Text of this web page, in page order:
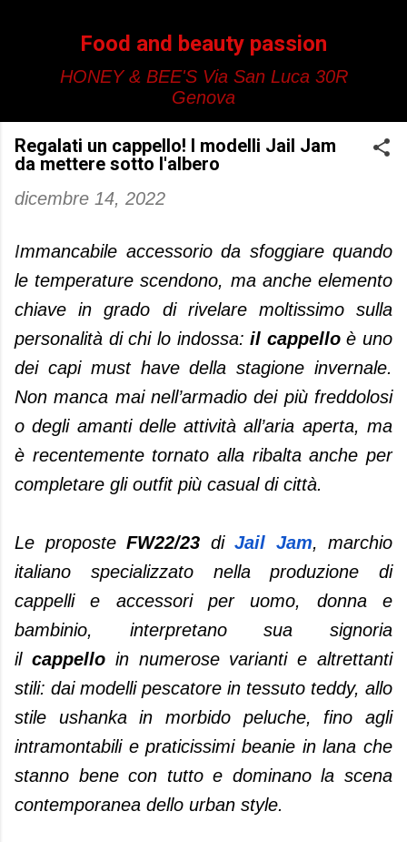
Food and beauty passion
HONEY & BEE'S Via San Luca 30R
Genova
Regalati un cappello! I modelli Jail Jam
da mettere sotto l'albero
dicembre 14, 2022
Immancabile accessorio da sfoggiare quando
le temperature scendono, ma anche elemento
chiave in grado di rivelare moltissimo sulla
personalità di chi lo indossa:il cappelloè uno
dei capi must have della stagione invernale.
Non manca mai nell’armadio dei più freddolosi
o degli amanti delle attività all’aria aperta, ma
è recentemente tornato alla ribalta anche per
completare gli outfit più casual di città.
Le proposte FW22/23 di Jail Jam, marchio
italiano specializzato nella produzione di
cappelli e accessori per uomo, donna e
bambinio, interpretano sua signoria
il cappelloin numerose varianti e altrettanti
stili: dai modelli pescatore in tessuto teddy, allo
stile ushanka in morbido peluche, fino agli
intramontabili e praticissimi beanie in lana che
stanno bene con tutto e dominano la scena
contemporanea dello urban style.